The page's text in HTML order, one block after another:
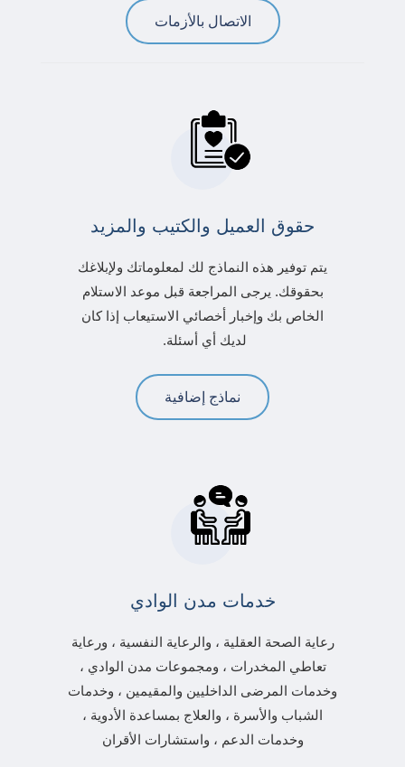
الاتصال بالأزمات
حقوق العميل والكتيب والمزيد
يتم توفير هذه النماذج لك لمعلوماتك ولإبلاغك
بحقوقك. يرجى المراجعة قبل موعد الاستلام
الخاص بك وإخبار أخصائي الاستيعاب إذا كان
لديك أي أسئلة.
نماذج إضافية
خدمات مدن الوادي
رعاية الصحة العقلية ، والرعاية النفسية ، ورعاية
تعاطي المخدرات ، ومجموعات مدن الوادي ،
وخدمات المرضى الداخليين والمقيمين ، وخدمات
الشباب والأسرة ، والعلاج بمساعدة الأدوية ،
وخدمات الدعم ، واستشارات الأقران